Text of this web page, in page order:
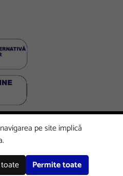
InstagramYoutube
All rights reserved.
pe site implică
Permite toate